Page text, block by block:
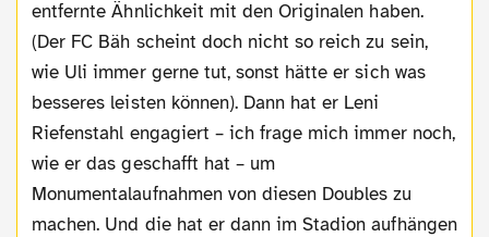
entfernte Ähnlichkeit mit den Originalen haben.
(Der FC Bäh scheint doch nicht so reich zu sein,
wie Uli immer gerne tut, sonst hätte er sich was
besseres leisten können). Dann hat er Leni
Riefenstahl engagiert – ich frage mich immer noch,
wie er das geschafft hat – um
Monumentalaufnahmen von diesen Doubles zu
machen. Und die hat er dann im Stadion aufhängen